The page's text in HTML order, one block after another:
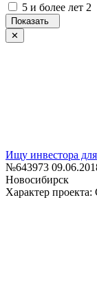
5 и более лет 2
Ищу инвестора для
№643973
Новосибирск
Характер